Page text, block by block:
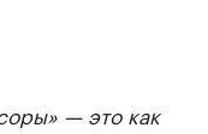
— это как